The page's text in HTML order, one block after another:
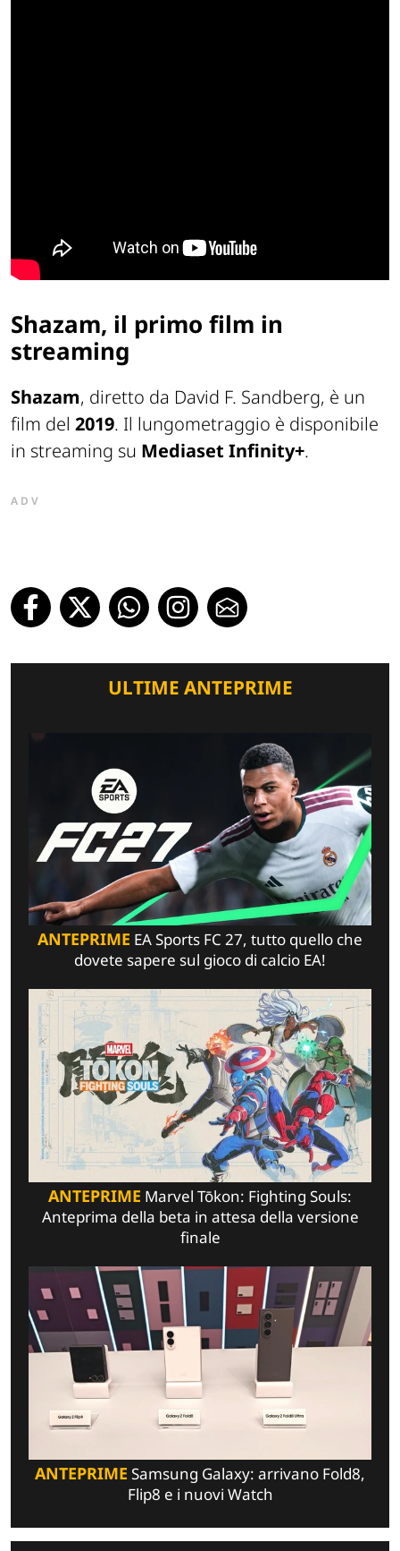
Shazam, il primo film in
streaming
Shazam, diretto da David F. Sandberg, è un
film del 2019. Il lungometraggio è disponibile
in streaming su Mediaset Infinity+.
ADV
ULTIME ANTEPRIME
ANTEPRIME EA Sports FC 27, tutto quello che
dovete sapere sul gioco di calcio EA!
ANTEPRIME Marvel Tōkon: Fighting Souls:
Anteprima della beta in attesa della versione
finale
ANTEPRIME Samsung Galaxy: arrivano Fold8,
Flip8 e i nuovi Watch